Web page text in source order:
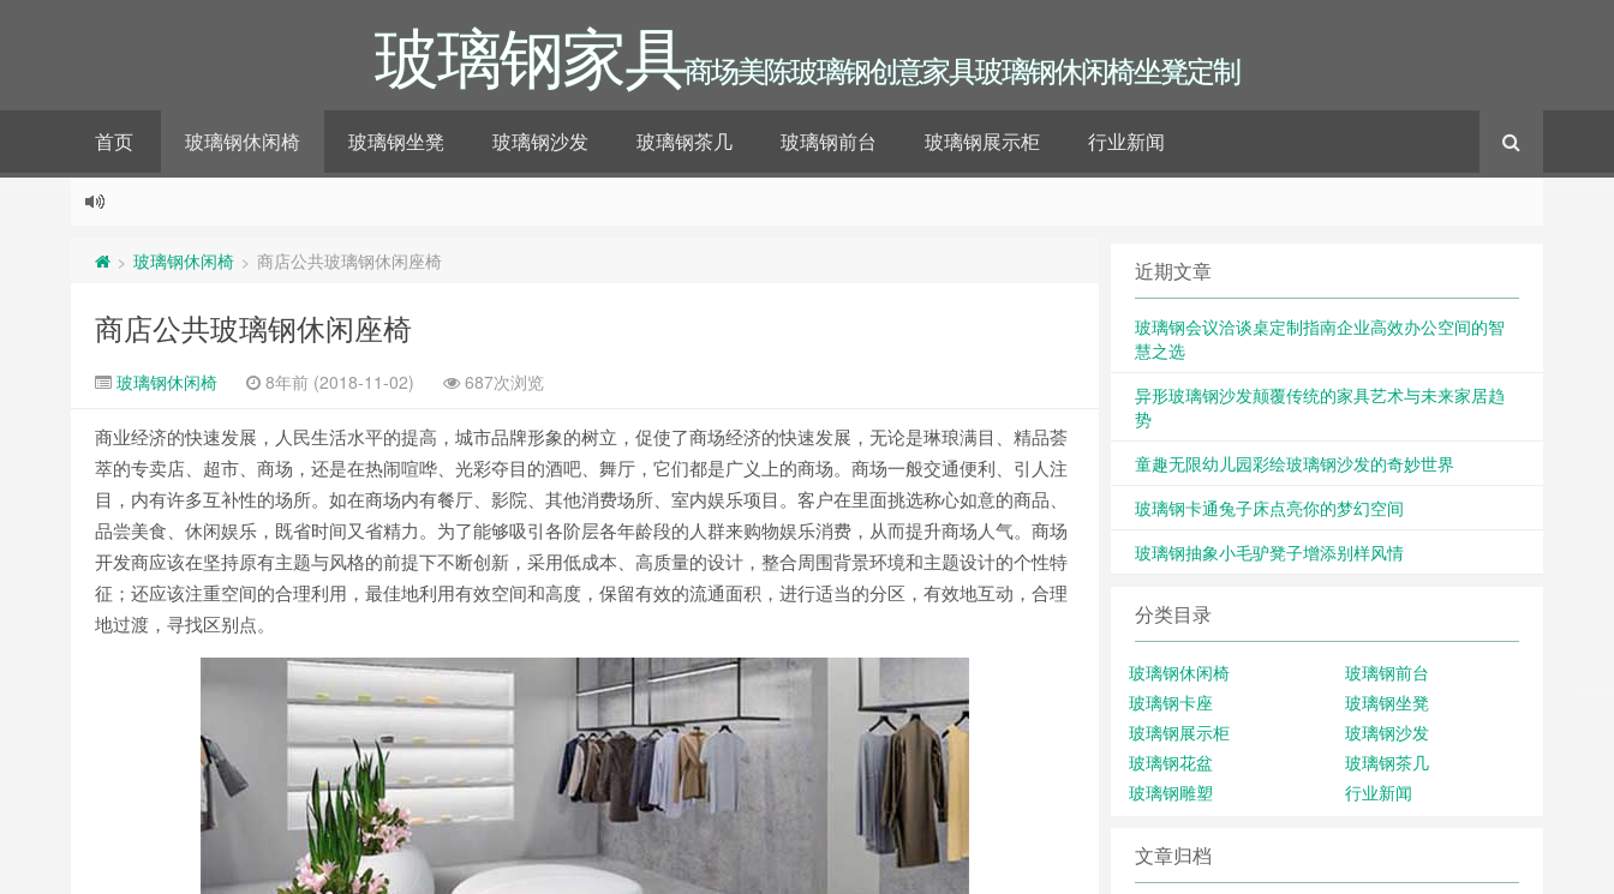
玻璃钢家具商场美陈玻璃钢创意家具玻璃钢休闲椅坐凳定制
首页 玻璃钢休闲椅 玻璃钢坐凳 玻璃钢沙发 玻璃钢茶几 玻璃钢前台 玻璃钢展示柜 行业新闻
> 玻璃钢休闲椅 > 商店公共玻璃钢休闲座椅
商店公共玻璃钢休闲座椅
玻璃钢休闲椅 8年前 (2018-11-02) 687次浏览
商业经济的快速发展，人民生活水平的提高，城市品牌形象的树立，促使了商场经济的快速发展，无论是琳琅满目、精品荟
萃的专卖店、超市、商场，还是在热闹喧哗、光彩夺目的酒吧、舞厅，它们都是广义上的商场。商场一般交通便利、引人注
目，内有许多互补性的场所。如在商场内有餐厅、影院、其他消费场所、室内娱乐项目。客户在里面挑选称心如意的商品、
品尝美食、休闲娱乐，既省时间又省精力。为了能够吸引各阶层各年龄段的人群来购物娱乐消费，从而提升商场人气。商场
开发商应该在坚持原有主题与风格的前提下不断创新，采用低成本、高质量的设计，整合周围背景环境和主题设计的个性特
征；还应该注重空间的合理利用，最佳地利用有效空间和高度，保留有效的流通面积，进行适当的分区，有效地互动，合理
地过渡，寻找区别点。
近期文章
玻璃钢会议洽谈桌定制指南企业高效办公空间的智
慧之选
异形玻璃钢沙发颠覆传统的家具艺术与未来家居趋
势
童趣无限幼儿园彩绘玻璃钢沙发的奇妙世界
玻璃钢卡通兔子床点亮你的梦幻空间
玻璃钢抽象小毛驴凳子增添别样风情
分类目录
玻璃钢休闲椅
玻璃钢前台
玻璃钢卡座
玻璃钢坐凳
玻璃钢展示柜
玻璃钢沙发
玻璃钢花盆
玻璃钢茶几
玻璃钢雕塑
行业新闻
文章归档